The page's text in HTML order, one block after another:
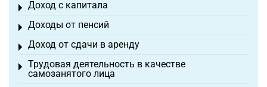
Доход с капитала
Toggle menu
Доходы от пенсий
Toggle menu
Доход от сдачи в аренду
Toggle menu
Трудовая деятельность в качестве
самозанятого лица
Toggle menu